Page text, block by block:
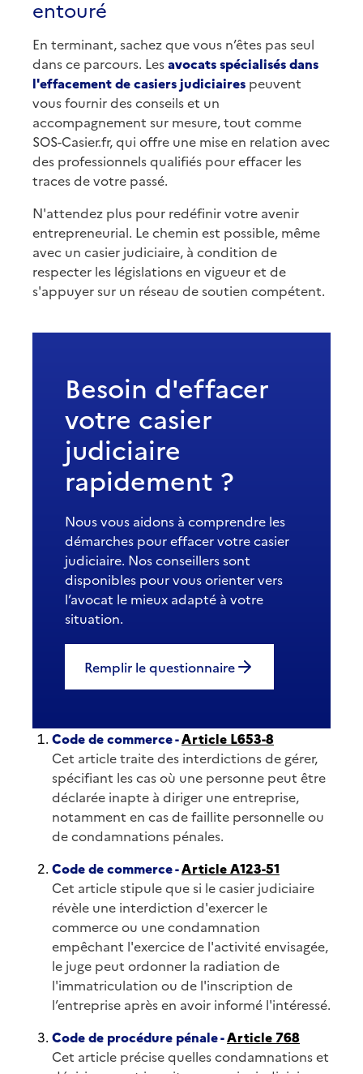
entouré
En terminant, sachez que vous n’êtes pas seul
dans ce parcours. Lesavocats spécialisés dans
l'effacement de casiers judiciaires peuvent
vous fournir des conseils et un
accompagnement sur mesure, tout comme
SOS-Casier.fr, qui offre une mise en relation avec
des professionnels qualifiés pour effacer les
traces de votre passé.
N'attendez plus pour redéfinir votre avenir
entrepreneurial. Le chemin est possible, même
avec un casier judiciaire, à condition de
respecter les législations en vigueur et de
s'appuyer sur un réseau de soutien compétent.
Besoin d'effacer
votre casier
judiciaire
rapidement ?
Nous vous aidons à comprendre les
démarches pour effacer votre casier
judiciaire. Nos conseillers sont
disponibles pour vous orienter vers
l’avocat le mieux adapté à votre
situation.
Remplir le questionnaire
Code de commerce -Article L653-8
Cet article traite des interdictions de gérer,
spécifiant les cas où une personne peut être
déclarée inapte à diriger une entreprise,
notamment en cas de faillite personnelle ou
de condamnations pénales.
Code de commerce -Article A123-51
Cet article stipule que si le casier judiciaire
révèle une interdiction d'exercer le
commerce ou une condamnation
empêchant l'exercice de l'activité envisagée,
le juge peut ordonner la radiation de
l'immatriculation ou de l'inscription de
l’entreprise après en avoir informé l'intéressé.
Code de procédure pénale -Article 768
Cet article précise quelles condamnations et